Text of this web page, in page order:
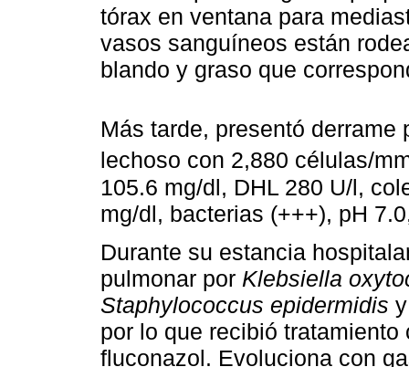
tórax en ventana para
vasos sanguíneos están
blando y graso que
Más tarde, presentó
lechoso con 2,880 células/
105.6 mg/dl, DHL 280 U/l,
mg/dl, bacterias (+++), pH
Durante su estancia
pulmonar por Klebsiella
Staphylococcus epidermidis
por lo que recibió
fluconazol. Evoluciona con